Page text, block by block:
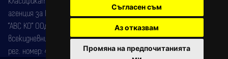
Съгласен съм
Аз отказвам
Промяна на предпочитанията
агенция за ISSN) под номер: ISSN 1312-4722.
"АВС КО" ООД е притежател на марката: Вяра информационен
всекидневник на югозападна България, със свидетелство за марка
рег. номер: 47857/11.05.2004 година.